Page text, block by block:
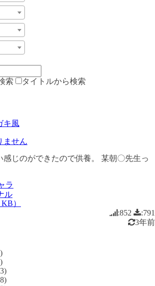
索 タイトルから検索
キ風
ません
感じのができたので供養。 某朝〇先生っ
ラ
ル
）
:852
:791
3年前